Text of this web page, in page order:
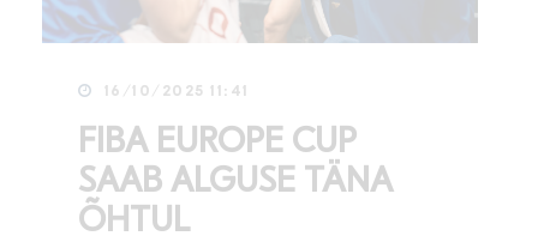
16/10/2025 11:41
FIBA EUROPE CUP
SAAB ALGUSE TÄNA
ÕHTUL